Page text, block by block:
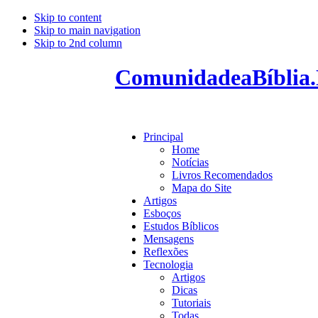
Skip to content
Skip to main navigation
Skip to 2nd column
Principal
Home
Notícias
Livros Recomendados
Mapa do Site
Artigos
Esboços
Estudos Bíblicos
Mensagens
Reflexões
Tecnologia
Artigos
Dicas
Tutoriais
Todas